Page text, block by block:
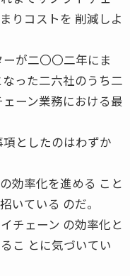
りコストを 削減しよ
が二〇〇二年にま
った二六社のうち二
ーン業務における最
としたのはわずか
効率化を進める こと
いている のだ。
チェーン の効率化と
こ とに気づいてい